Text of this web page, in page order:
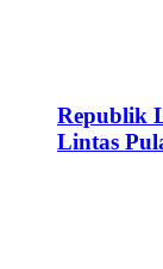
Republik
Lintas